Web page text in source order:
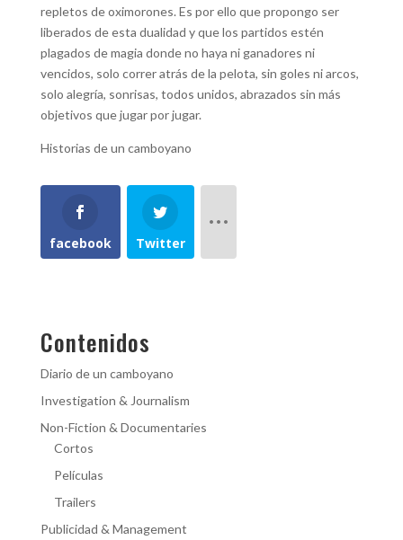
repletos de oximorones. Es por ello que propongo ser
liberados de esta dualidad y que los partidos estén
plagados de magia donde no haya ni ganadores ni
vencidos, solo correr atrás de la pelota, sin goles ni arcos,
solo alegría, sonrisas, todos unidos, abrazados sin más
objetivos que jugar por jugar.
Historias de un camboyano
facebook Twitter
Contenidos
Diario de un camboyano
Investigation & Journalism
Non-Fiction & Documentaries
Cortos
Películas
Trailers
Publicidad & Management